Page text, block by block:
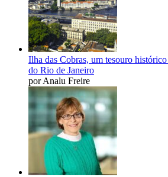
Ilha das Cobras, um tesouro
do Rio de Janeiro
por Analu Freire